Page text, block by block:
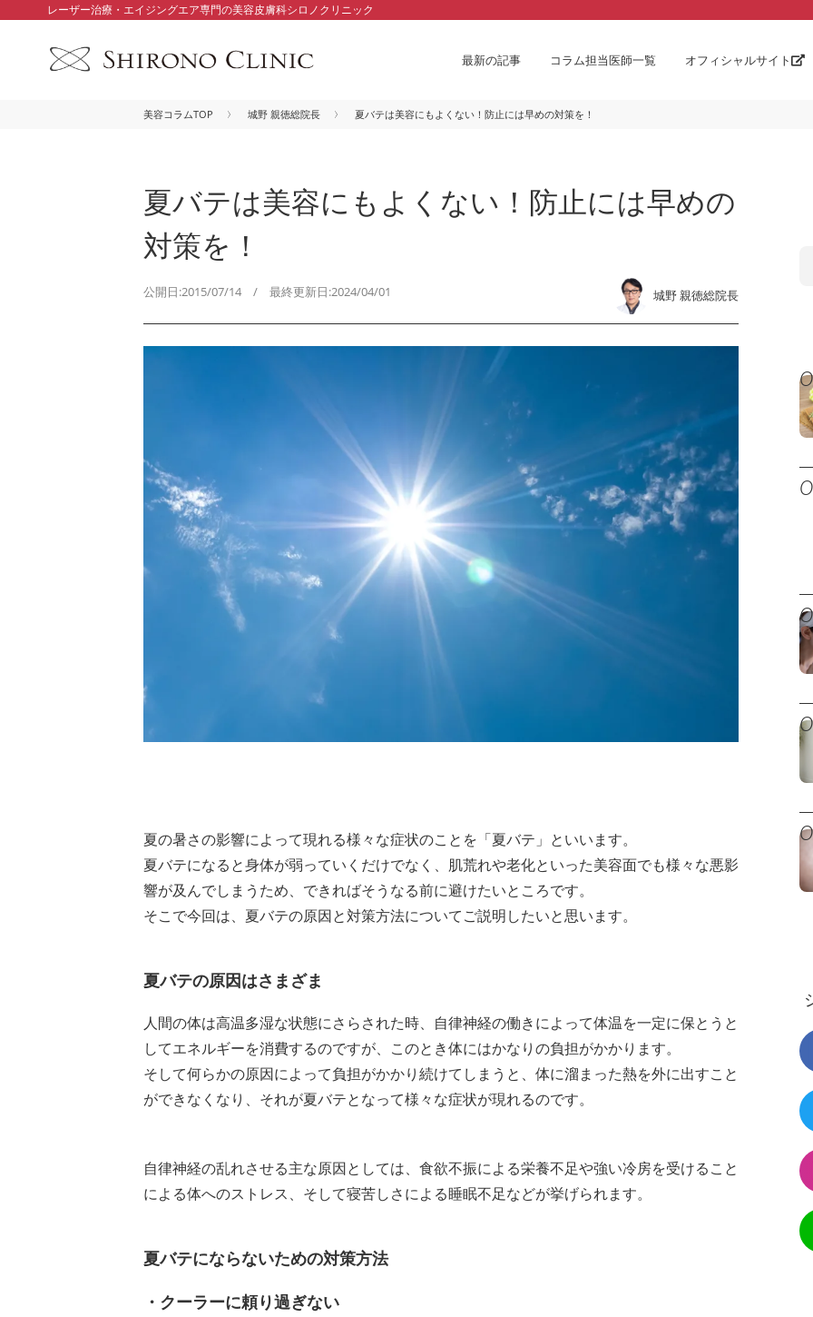
レーザー治療・エイジングエア専門の美容皮膚科シロノクリニック
最新の記事 コラム担当医師一覧 オフィシャルサイト
美容コラムTOP 城野 親徳総院長 夏バテは美容にもよくない！防止には早めの対策を！
夏バテは美容にもよくない！防止には早めの
対策を！
公開日:2015/07/14 / 最終更新日:2024/04/01 城野 親徳総院長
夏の暑さの影響によって現れる様々な症状のことを「夏バテ」といいます。
夏バテになると身体が弱っていくだけでなく、肌荒れや老化といった美容面でも様々な悪影
響が及んでしまうため、できればそうなる前に避けたいところです。
そこで今回は、夏バテの原因と対策方法についてご説明したいと思います。
夏バテの原因はさまざま
人間の体は高温多湿な状態にさらされた時、自律神経の働きによって体温を一定に保とうと
してエネルギーを消費するのですが、このとき体にはかなりの負担がかかります。
そして何らかの原因によって負担がかかり続けてしまうと、体に溜まった熱を外に出すこと
ができなくなり、それが夏バテとなって様々な症状が現れるのです。
自律神経の乱れさせる主な原因としては、食欲不振による栄養不足や強い冷房を受けること
による体へのストレス、そして寝苦しさによる睡眠不足などが挙げられます。
夏バテにならないための対策方法
・クーラーに頼り過ぎない